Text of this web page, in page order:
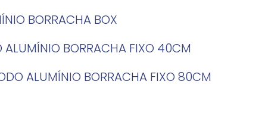
BORRACHA BOX
ALUMÍNIO BORRACHA FIXO 40CM
ALUMÍNIO BORRACHA FIXO 80CM